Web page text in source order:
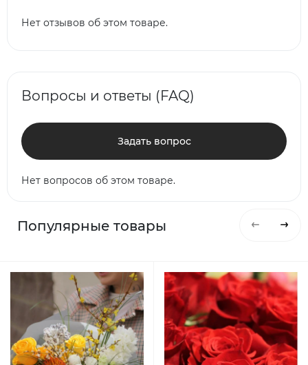
Нет отзывов об этом товаре.
Вопросы и ответы (FAQ)
Задать вопрос
Нет вопросов об этом товаре.
Популярные товары